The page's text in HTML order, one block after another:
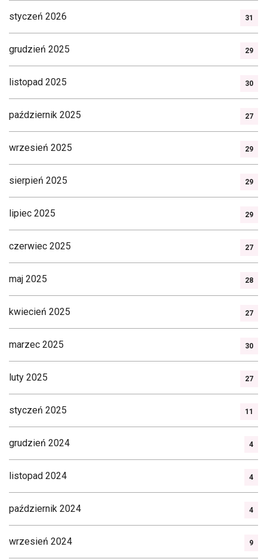
styczeń 2026 31
grudzień 2025 29
listopad 2025 30
październik 2025 27
wrzesień 2025 29
sierpień 2025 29
lipiec 2025 29
czerwiec 2025 27
maj 2025 28
kwiecień 2025 27
marzec 2025 30
luty 2025 27
styczeń 2025 11
grudzień 2024 4
listopad 2024 4
październik 2024 4
wrzesień 2024 9